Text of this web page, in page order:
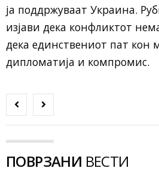
ја поддржуваат Украина.
изјави дека конфликтот
дека единствениот пат кон
дипломатија и компромис.
ПОВРЗАНИ ВЕСТИ